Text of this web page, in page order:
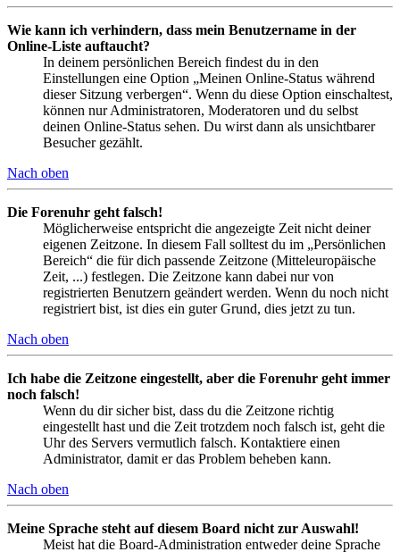
Wie kann ich verhindern, dass mein Benutzername in der
Online-Liste auftaucht?
In deinem persönlichen Bereich findest du in den
Einstellungen eine Option „Meinen Online-Status während
dieser Sitzung verbergen“. Wenn du diese Option einschaltest,
können nur Administratoren, Moderatoren und du selbst
deinen Online-Status sehen. Du wirst dann als unsichtbarer
Besucher gezählt.
Nach oben
Die Forenuhr geht falsch!
Möglicherweise entspricht die angezeigte Zeit nicht deiner
eigenen Zeitzone. In diesem Fall solltest du im „Persönlichen
Bereich“ die für dich passende Zeitzone (Mitteleuropäische
Zeit, ...) festlegen. Die Zeitzone kann dabei nur von
registrierten Benutzern geändert werden. Wenn du noch nicht
registriert bist, ist dies ein guter Grund, dies jetzt zu tun.
Nach oben
Ich habe die Zeitzone eingestellt, aber die Forenuhr geht immer
noch falsch!
Wenn du dir sicher bist, dass du die Zeitzone richtig
eingestellt hast und die Zeit trotzdem noch falsch ist, geht die
Uhr des Servers vermutlich falsch. Kontaktiere einen
Administrator, damit er das Problem beheben kann.
Nach oben
Meine Sprache steht auf diesem Board nicht zur Auswahl!
Meist hat die Board-Administration entweder deine Sprache